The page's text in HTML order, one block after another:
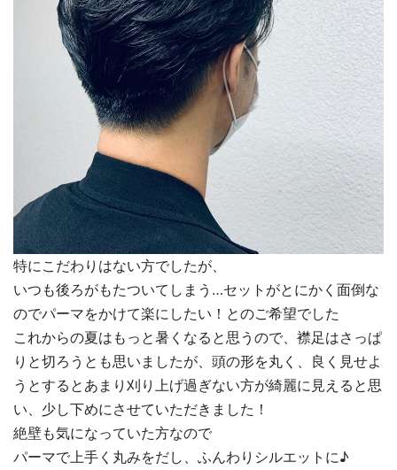
特にこだわりはない方でしたが、
いつも後ろがもたついてしまう…セットがとにかく面倒な
のでパーマをかけて楽にしたい！とのご希望でした
これからの夏はもっと暑くなると思うので、襟足はさっぱ
りと切ろうとも思いましたが、頭の形を丸く、良く見せよ
うとするとあまり刈り上げ過ぎない方が綺麗に見えると思
い、少し下めにさせていただきました！
絶壁も気になっていた方なので
パーマで上手く丸みをだし、ふんわりシルエットに♪